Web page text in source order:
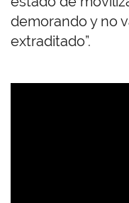
demorando y no
extraditado”.